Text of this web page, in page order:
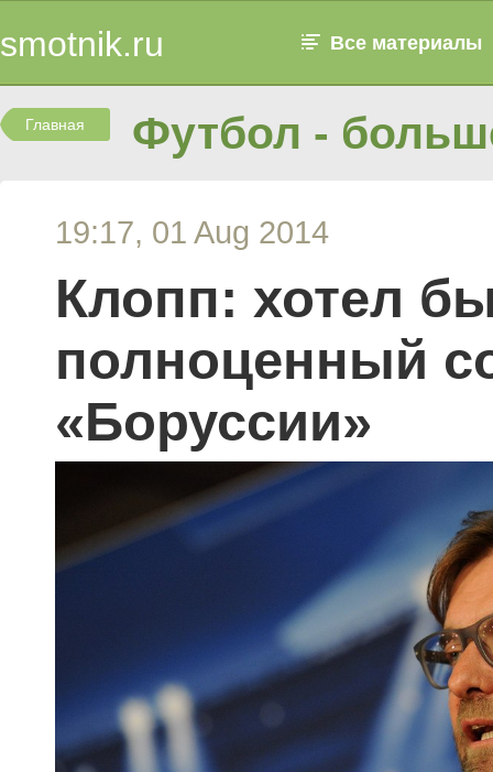
smotnik.ru Все материалы
Главная Футбол -
19:17, 01 Aug 2014
Клопп: хотел
полноценный
«Боруссии»